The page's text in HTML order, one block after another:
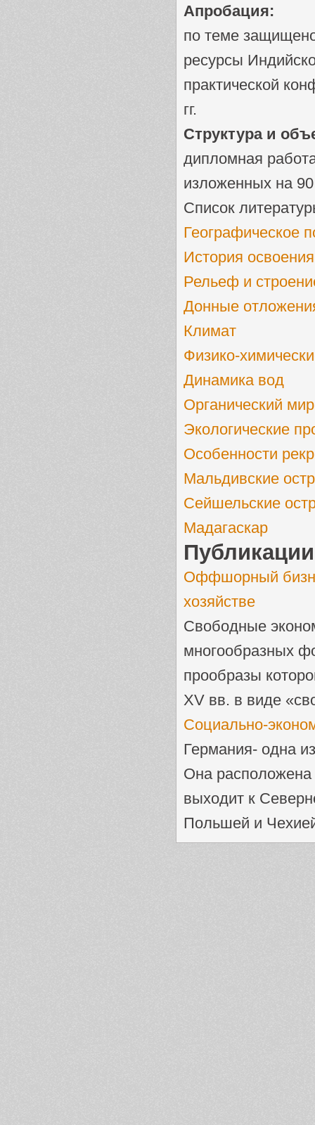
Апробация:
по теме
ресурсы
практической
гг.
Структура и
дипломная
изложенных на
Список
Географическое
История
Рельеф и
Донные
Климат
Физико-
Динамика вод
Органический мир
Экологические
Особенности
Мальдивские
Сейшельские
Мадагаскар
Оффшорный
хозяйстве
Свободные
многообразных
прообразы
XV вв. в виде
Социально-
Германия- одна
Она расположена
выходит к
Польшей и